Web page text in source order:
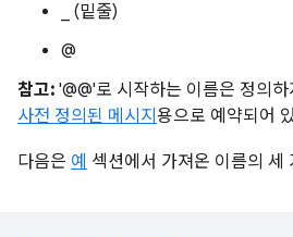
_ (밑줄)
@
참고: '@@'로 시작하는 이름은 정의
사전 정의된 메시지 용으로 예약되어
다음은 예 섹션에서 가져온 이름의 세